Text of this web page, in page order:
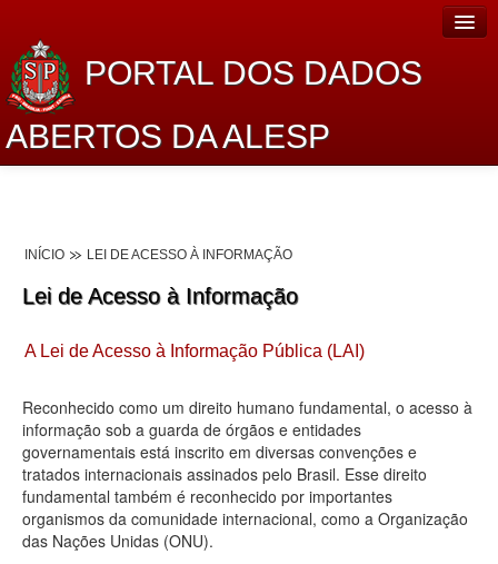
PORTAL DOS DADOS
ABERTOS DA ALESP
Lei de Acesso à Informação
Dados Governamentais Abertos
Planejamento
Catálogo de dados
Processo Legislativo
Deputados Estaduais
INÍCIO LEI DE ACESSO À INFORMAÇÃO
Lei de Acesso à Informação
A Lei de Acesso à Informação Pública (LAI)
Reconhecido como um direito humano fundamental, o acesso à
informação sob a guarda de órgãos e entidades
governamentais está inscrito em diversas convenções e
tratados internacionais assinados pelo Brasil. Esse direito
fundamental também é reconhecido por importantes
organismos da comunidade internacional, como a Organização
das Nações Unidas (ONU).